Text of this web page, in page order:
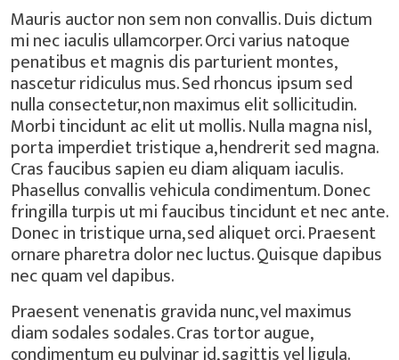
Mauris auctor non sem non convallis. Duis dictum
mi nec iaculis ullamcorper. Orci varius natoque
penatibus et magnis dis parturient montes,
nascetur ridiculus mus. Sed rhoncus ipsum sed
nulla consectetur, non maximus elit sollicitudin.
Morbi tincidunt ac elit ut mollis. Nulla magna nisl,
porta imperdiet tristique a, hendrerit sed magna.
Cras faucibus sapien eu diam aliquam iaculis.
Phasellus convallis vehicula condimentum. Donec
fringilla turpis ut mi faucibus tincidunt et nec ante.
Donec in tristique urna, sed aliquet orci. Praesent
ornare pharetra dolor nec luctus. Quisque dapibus
nec quam vel dapibus.
Praesent venenatis gravida nunc, vel maximus
diam sodales sodales. Cras tortor augue,